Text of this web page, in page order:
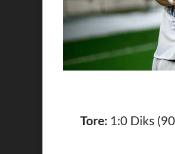
Tore: 1:0 Diks